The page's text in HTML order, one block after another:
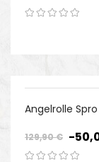
Angelrolle
Regulärer
Preis
129,90 € -